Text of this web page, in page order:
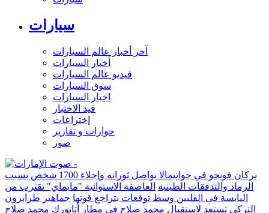
سيارات
آخر أخبار عالم السيارات
أخبار السيارات
فيديو عالم السيارات
سوق السيارات
اخبار السيارات
قيد الاختبار
إختراعات
حوارات و تقارير
صور
بركان فويجو في جواتيمالا يواصل ثورانه وإجلاء 1700 شخص بسبب
الرماد والتدفقات الطينية العاصفة الاستوائية "مايماي" تقترب من
اليابسة في الفلبين وسط توقعات بتراجع قوتها جماهير طرابزون
التركي تستعد لاستقبال محمد صلاح في مطار أتاتورك محمد صلاح